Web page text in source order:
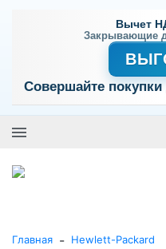
Вычет
Закрывающие
Совершайте
Главная - Hewlett-Packard